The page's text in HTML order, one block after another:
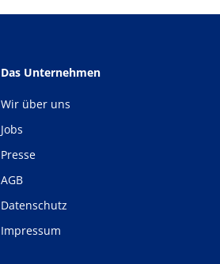
Das Unternehmen
Wir über uns
Jobs
Presse
AGB
Datenschutz
Impressum